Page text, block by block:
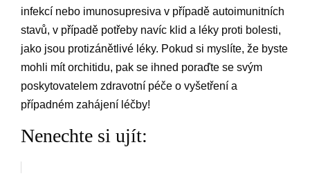
infekcí nebo imunosupresiva v případě autoimunitních
stavů, v případě potřeby navíc klid a léky proti bolesti,
jako jsou protizánětlivé léky. Pokud si myslíte, že byste
mohli mít orchitidu, pak se ihned poraďte se svým
poskytovatelem zdravotní péče o vyšetření a
případném zahájení léčby!
Nenechte si ujít: